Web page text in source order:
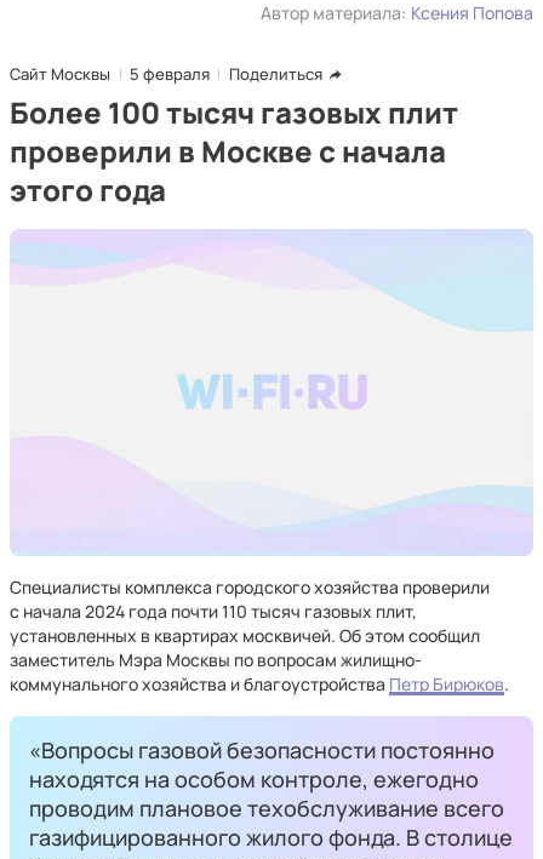
Автор материала: Ксения Попова
Сайт Москвы 5 февраля Поделиться
Более 100 тысяч газовых плит
проверили в Москве с начала
этого года
Специалисты комплекса городского хозяйства проверили
с начала 2024 года почти 110 тысяч газовых плит,
установленных в квартирах москвичей. Об этом сообщил
заместитель Мэра Москвы по вопросам жилищно-
коммунального хозяйства и благоустройства Петр Бирюков.
«Вопросы газовой безопасности постоянно
находятся на особом контроле, ежегодно
проводим плановое техобслуживание всего
газифицированного жилого фонда. В столице